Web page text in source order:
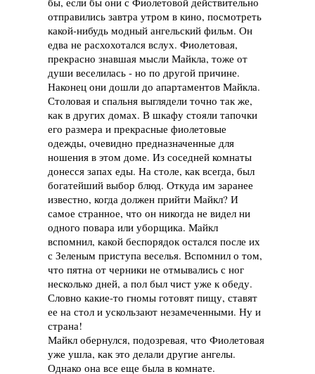
отправились завтра утром в кино, посмотреть
какой-нибудь модный ангельский фильм. Он
едва не расхохотался вслух. Фиолетовая,
прекрасно знавшая мысли Майкла, тоже от
души веселилась - но по другой причине.
Наконец они дошли до апартаментов Майкла.
Столовая и спальня выглядели точно так же,
как в других домах. В шкафу стояли тапочки
его размера и прекрасные фиолетовые
одежды, очевидно предназначенные для
ношения в этом доме. Из соседней комнаты
донесся запах еды. На столе, как всегда, был
богатейший выбор блюд. Откуда им заранее
известно, когда должен прийти Майкл? И
самое странное, что он никогда не видел ни
одного повара или уборщика. Майкл
вспомнил, какой беспорядок остался после их
с Зеленым приступа веселья. Вспомнил о том,
что пятна от черники не отмывались с ног
несколько дней, а пол был чист уже к обеду.
Словно какие-то гномы готовят пищу, ставят
ее на стол и ускользают незамеченными. Ну и
страна!
Майкл обернулся, подозревая, что Фиолетовая
уже ушла, как это делали другие ангелы.
Однако она все еще была в комнате.